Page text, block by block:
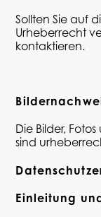
Sollten Sie auf
Urheberrecht
kontaktieren.
Die Bilder,
sind
Einleitung